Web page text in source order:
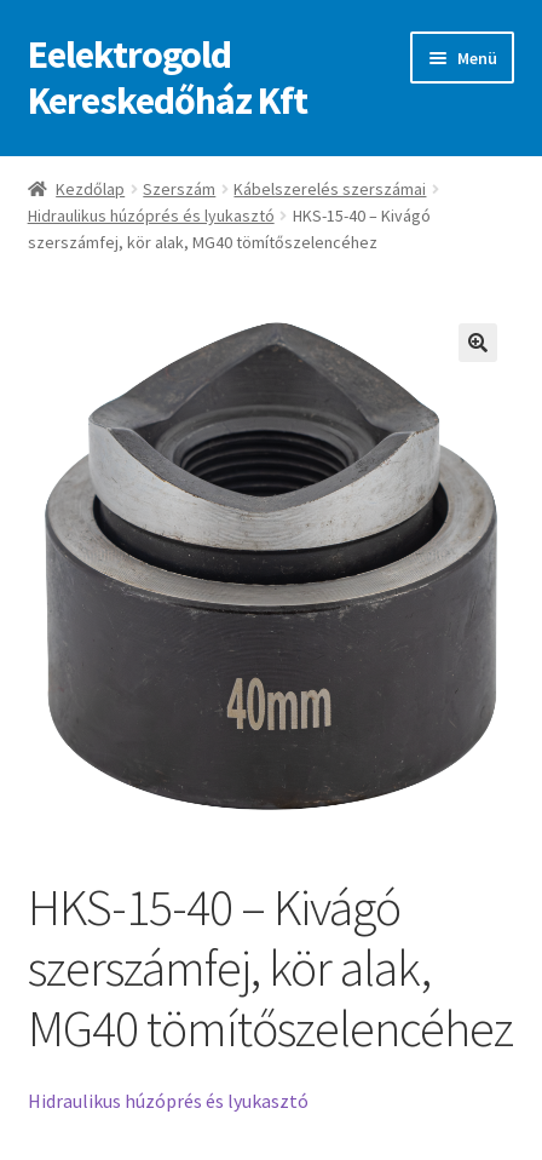
Ugrás
a
navigációhoz
Kilépés
a
tartalomba
Eelektrogold
Kereskedőház Kft
Menü
Kezdőlap
A fiókom
Kezdőlap Szerszám
Kábelszerelés szerszámai
Hidraulikus húzóprés és lyukasztó
HKS-15-40 – Kivágó
szerszámfej, kör alak, MG40 tömítőszelencéhez
HKS-15-40 – Kivágó
szerszámfej, kör alak,
MG40 tömítőszelencéhez
Hidraulikus húzóprés és lyukasztó